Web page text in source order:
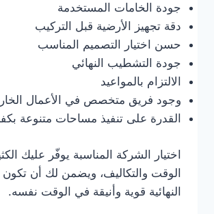
جودة الخامات المستخدمة
دقة تجهيز الأرضية قبل التركيب
حسن اختيار التصميم المناسب
جودة التشطيب النهائي
الالتزام بالمواعيد
وجود فريق متخصص في الأعمال
القدرة على تنفيذ مساحات متنوعة
اختيار الشركة المناسبة يوفّر عليك
الوقت والتكاليف، ويضمن لك أن تكون
النهائية قوية وأنيقة في الوقت نفسه.